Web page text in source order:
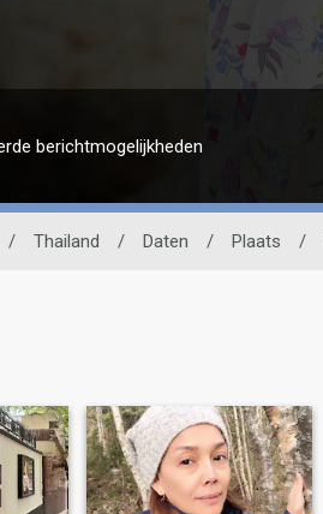
berichtmogelijkheden
/ Thailand / Daten / Plaats /